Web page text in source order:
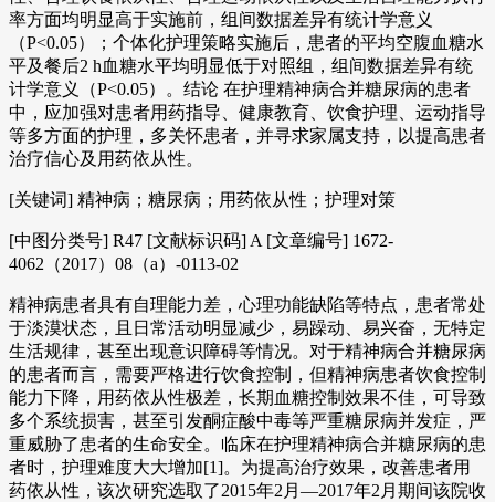
率方面均明显高于实施前，组间数据差异有统计学意义
（P<0.05）；个体化护理策略实施后，患者的平均空腹血糖水
平及餐后2 h血糖水平均明显低于对照组，组间数据差异有统
计学意义（P<0.05）。结论 在护理精神病合并糖尿病的患者
中，应加强对患者用药指导、健康教育、饮食护理、运动指导
等多方面的护理，多关怀患者，并寻求家属支持，以提高患者
治疗信心及用药依从性。
[关键词] 精神病；糖尿病；用药依从性；护理对策
[中图分类号] R47 [文献标识码] A [文章编号] 1672-
4062（2017）08（a）-0113-02
精神病患者具有自理能力差，心理功能缺陷等特点，患者常处
于淡漠状态，且日常活动明显减少，易躁动、易兴奋，无特定
生活规律，甚至出现意识障碍等情况。对于精神病合并糖尿病
的患者而言，需要严格进行饮食控制，但精神病患者饮食控制
能力下降，用药依从性极差，长期血糖控制效果不佳，可导致
多个系统损害，甚至引发酮症酸中毒等严重糖尿病并发症，严
重威胁了患者的生命安全。临床在护理精神病合并糖尿病的患
者时，护理难度大大增加[1]。为提高治疗效果，改善患者用
药依从性，该次研究选取了2015年2月―2017年2月期间该院收